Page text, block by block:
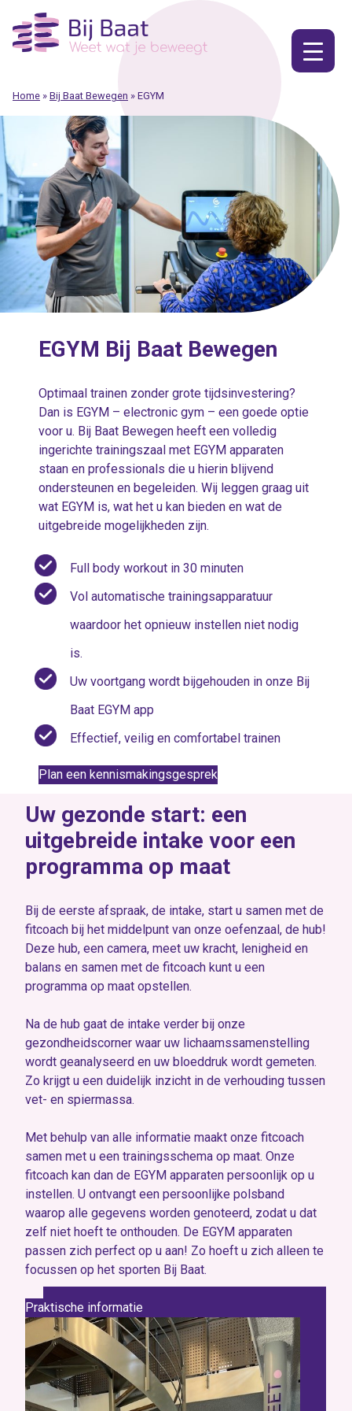
naar
de
Home » Bij Baat Bewegen » EGYM
EGYM Bij Baat Bewegen
Optimaal trainen zonder grote tijdsinvestering?
Dan is EGYM – electronic gym – een goede optie
voor u. Bij Baat Bewegen heeft een volledig
ingerichte trainingszaal met EGYM apparaten
staan en professionals die u hierin blijvend
ondersteunen en begeleiden. Wij leggen graag uit
wat EGYM is, wat het u kan bieden en wat de
uitgebreide mogelijkheden zijn.
Full body workout in 30 minuten
Vol automatische trainingsapparatuur
waardoor het opnieuw instellen niet nodig
is.
Uw voortgang wordt bijgehouden in onze Bij
Baat EGYM app
Effectief, veilig en comfortabel trainen
Plan een kennismakingsgesprek
Uw gezonde start: een
uitgebreide intake voor een
programma op maat
Bij de eerste afspraak, de intake, start u samen met de
fitcoach bij het middelpunt van onze oefenzaal, de hub!
Deze hub, een camera, meet uw kracht, lenigheid en
balans en samen met de fitcoach kunt u een
programma op maat opstellen.
Na de hub gaat de intake verder bij onze
gezondheidscorner waar uw lichaamssamenstelling
wordt geanalyseerd en uw bloeddruk wordt gemeten.
Zo krijgt u een duidelijk inzicht in de verhouding tussen
vet- en spiermassa.
Met behulp van alle informatie maakt onze fitcoach
samen met u een trainingsschema op maat. Onze
fitcoach kan dan de EGYM apparaten persoonlijk op u
instellen. U ontvangt een persoonlijke polsband
waarop alle gegevens worden genoteerd, zodat u dat
zelf niet hoeft te onthouden. De EGYM apparaten
passen zich perfect op u aan! Zo hoeft u zich alleen te
focussen op het sporten Bij Baat.
Praktische informatie